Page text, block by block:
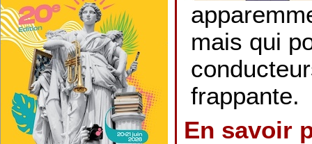
mais qui
frappante.
En savoir